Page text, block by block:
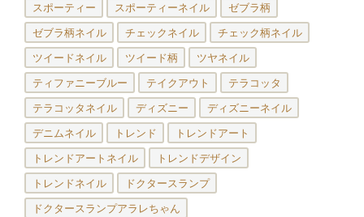
スポーティー スポーティーネイル ゼブラ柄
ゼブラ柄ネイル チェックネイル チェック柄ネイル
ツイードネイル ツイード柄 ツヤネイル
ティファニーブルー テイクアウト テラコッタ
テラコッタネイル ディズニー ディズニーネイル
デニムネイル トレンド トレンドアート
トレンドアートネイル トレンドデザイン
トレンドネイル ドクタースランプ
ドクタースランプアラレちゃん